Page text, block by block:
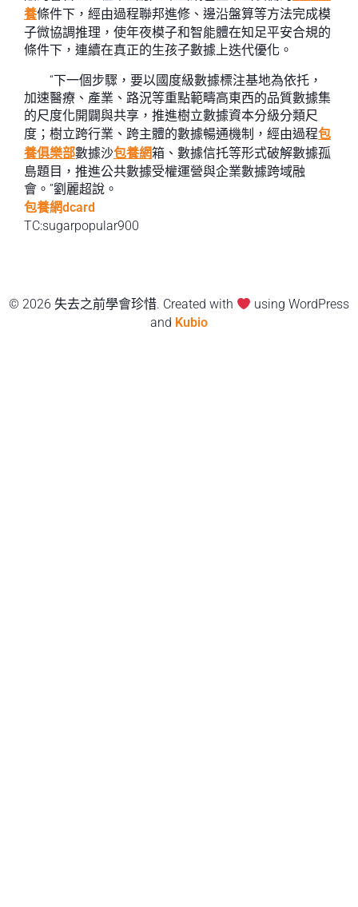
養條件下，經由過程聯邦進修、邊沿盤算等方法完成模
子微協調推理，使年夜模子和智能體在知足平安合規的
條件下，連續在真正的生孩子數據上迭代優化。
“下一個步驟，要以國度級數據標注基地為依托，
加速醫療、產業、路況等重點範疇高東西的品質數據集
的尺度化開闢與共享，推進樹立數據資本分級分類尺
度；樹立跨行業、跨主體的數據暢通機制，經由過程包
養俱樂部數據沙包養網箱、數據信托等形式破解數據孤
島題目，推進公共數據受權運營與企業數據跨域融
會。”劉麗超說。
包養網dcard
TC:sugarpopular900
© 2026 失去之前學會珍惜. Created with
using WordPress
and Kubio